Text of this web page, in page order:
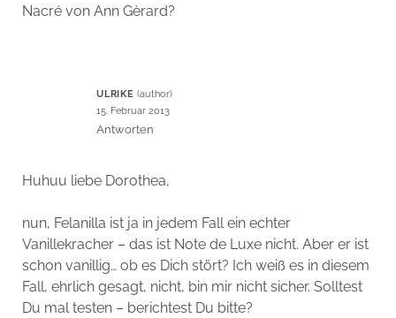
Nacré von Ann Gèrard?
ULRIKE
15. Februar 2013
Antworten
Huhuu liebe Dorothea,
nun, Felanilla ist ja in jedem Fall ein echter
Vanillekracher – das ist Note de Luxe nicht. Aber er ist
schon vanillig… ob es Dich stört? Ich weiß es in diesem
Fall, ehrlich gesagt, nicht, bin mir nicht sicher. Solltest
Du mal testen – berichtest Du bitte?